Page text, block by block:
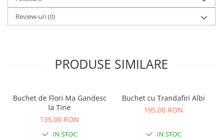
Review-uri(0)
PRODUSE SIMILARE
Buchet de Flori Ma Gandesc
la Tine
135,00 RON
IN STOC
Buchet cu Trandafiri Albi
195,00 RON
IN STOC